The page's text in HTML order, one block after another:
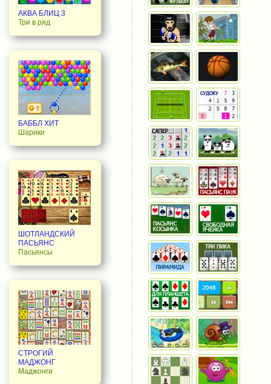
АКВА БЛИЦ 3
Три в ряд
БАББЛ ХИТ
Шарики
ШОТЛАНДСКИЙ
ПАСЬЯНС
Пасьянсы
СТРОГИЙ
МАДЖОНГ
Маджонги